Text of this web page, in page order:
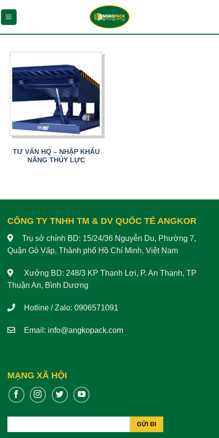
đến
TƯ VẤN HQ – NHẬP KHẨU
NÂNG THỦY LỰC
CÔNG TY TNHH TM & DV QUỐC TẾ ANGKOR
Trụ sở chính BD: 15/24/36 Nguyễn Du, Phường 7,
Quận Gò Vấp, Thành phố Hồ Chí Minh, Việt Nam
Xưởng BD: 248/3 KP Thạnh Lợi, P. An Thạnh, TP
Thuận An, Bình Dương
Hotline / Zalo: 0906571091
Email: info@angkopack.com
MẠNG XÃ HỘI